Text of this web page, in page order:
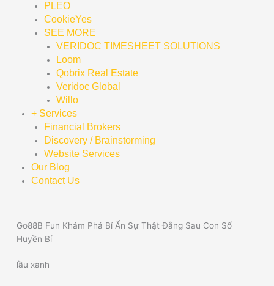
PLEO
CookieYes
SEE MORE
VERIDOC TIMESHEET SOLUTIONS
Loom
Qobrix Real Estate
Veridoc Global
Willo
+ Services
Financial Brokers
Discovery / Brainstorming
Website Services
Our Blog
Contact Us
Go88B Fun Khám Phá Bí Ẩn Sự Thật Đằng Sau Con Số
Huyền Bí
lầu xanh